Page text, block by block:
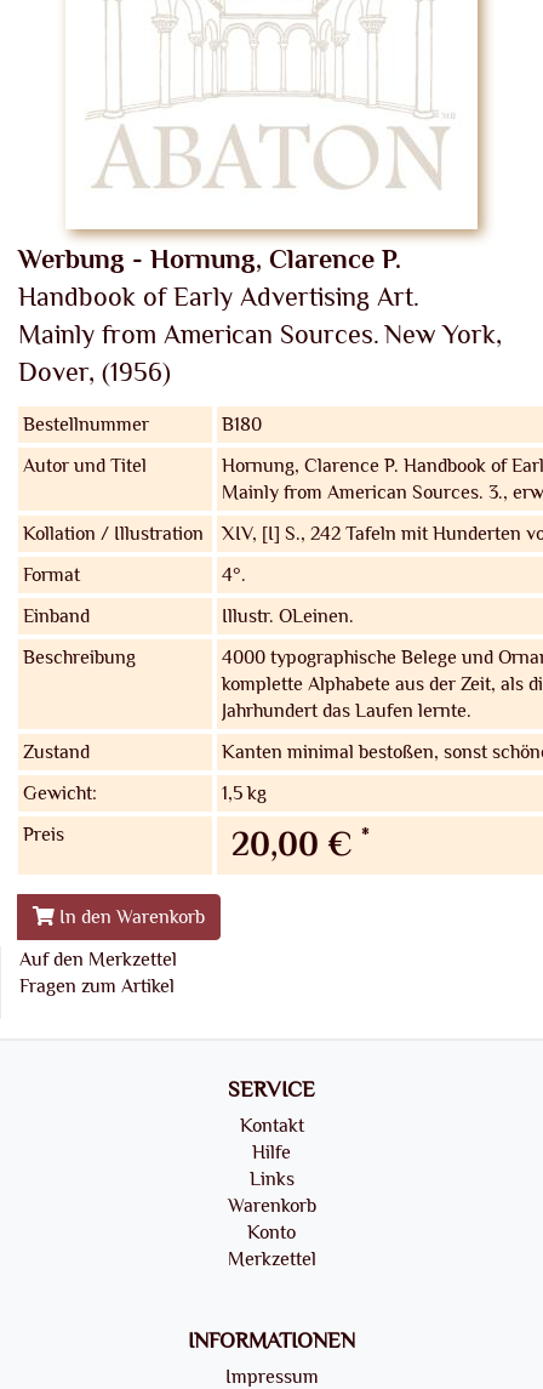
Werbung - Hornung, Clarence P.
Handbook of Early Advertising Art.
Mainly from American Sources. New York,
Dover, (1956)
Bestellnummer
B180
Autor und Titel
Hornung, Clarence P. Handbook of
Mainly from American Sources. 3.,
Kollation / Illustration
XIV, [I] S., 242 Tafeln mit Hunderten
Format
4°.
Einband
Illustr. OLeinen.
Beschreibung
4000 typographische Belege und
komplette Alphabete aus der Zeit, als
Jahrhundert das Laufen lernte.
Zustand
Kanten minimal bestoßen, sonst
Gewicht:
1,5 kg
Preis
20,00 € *
In den Warenkorb
Auf den Merkzettel
Fragen zum Artikel
SERVICE
Kontakt
Hilfe
Links
Warenkorb
Konto
Merkzettel
INFORMATIONEN
Impressum